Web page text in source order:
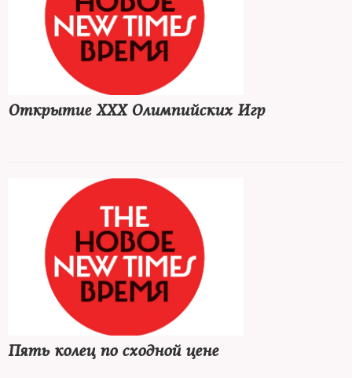
Открытие XXX Олимпийских Игр
Пять колец по сходной цене